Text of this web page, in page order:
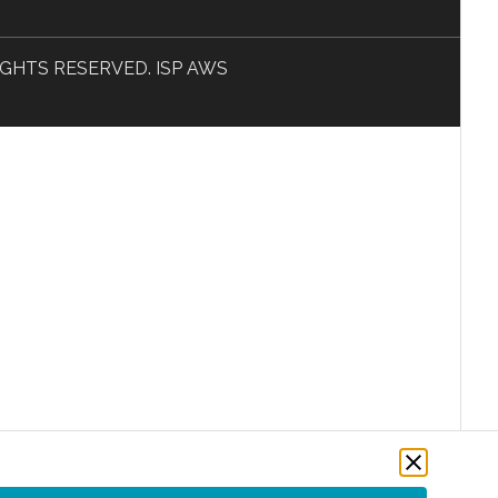
RESERVED. ISP AWS